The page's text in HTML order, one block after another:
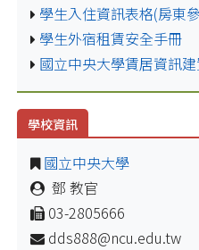
學生入住資訊表格(房東
學生外宿租賃安全手冊
國立中央大學賃居資訊
學校資訊
國立中央大學
鄧 教官
03-2805666
dds888@ncu.edu.tw